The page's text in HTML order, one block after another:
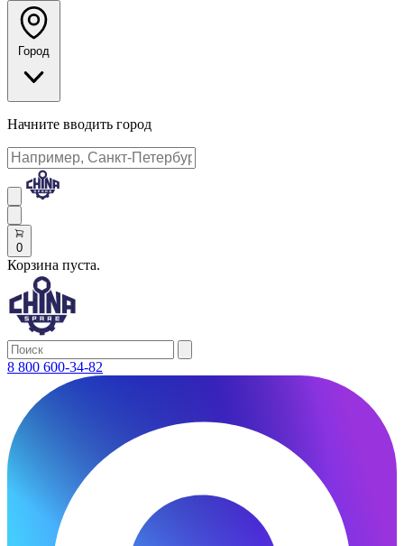
Город
Начните вводить город
0
Корзина пуста.
8 800 600-34-82